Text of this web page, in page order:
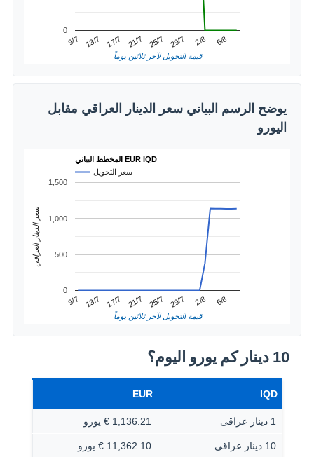
9/7 13/7 17/7 21/7 25/7 29/7 2/8 6/8
0
قيمة التحويل لآخر ثلاثين يوماً
يوضح الرسم البياني سعر الدينار العراقي مقابل
اليورو
المخطط البياني EUR IQD
سعر التحويل
9/7 13/7 17/7 21/7 25/7 29/7 2/8 6/8
0
500
1,000
1,500
قيمة التحويل لآخر ثلاثين يوماً
سعر الدينار العراقي
10 دينار كم يورو اليوم؟
IQD
EUR
1 دينار عراقى 1,136.21 € يورو
10 دينار عراقى 11,362.10 € يورو